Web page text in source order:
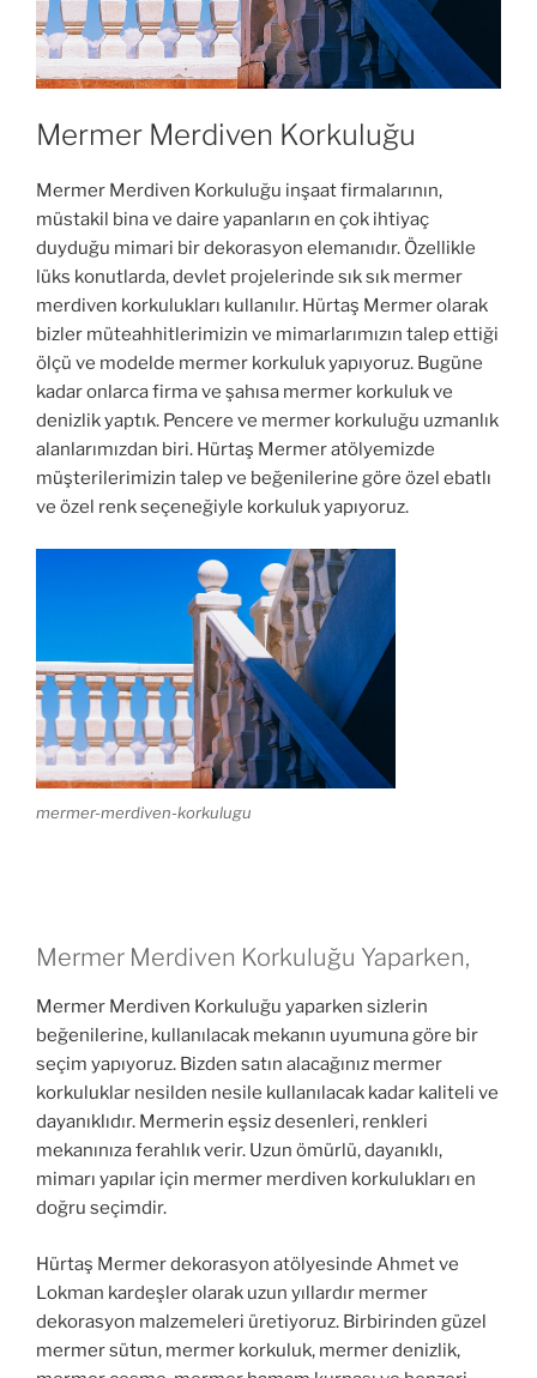
Mermer Merdiven Korkuluğu
Mermer Merdiven Korkuluğu inşaat firmalarının,
müstakil bina ve daire yapanların en çok ihtiyaç
duyduğu mimari bir dekorasyon elemanıdır. Özellikle
lüks konutlarda, devlet projelerinde sık sık mermer
merdiven korkulukları kullanılır. Hürtaş Mermer olarak
bizler müteahhitlerimizin ve mimarlarımızın talep ettiği
ölçü ve modelde mermer korkuluk yapıyoruz. Bugüne
kadar onlarca firma ve şahısa mermer korkuluk ve
denizlik yaptık. Pencere ve mermer korkuluğu uzmanlık
alanlarımızdan biri. Hürtaş Mermer atölyemizde
müşterilerimizin talep ve beğenilerine göre özel ebatlı
ve özel renk seçeneğiyle korkuluk yapıyoruz.
mermer-merdiven-korkulugu
Mermer Merdiven Korkuluğu Yaparken,
Mermer Merdiven Korkuluğu yaparken sizlerin
beğenilerine, kullanılacak mekanın uyumuna göre bir
seçim yapıyoruz. Bizden satın alacağınız mermer
korkuluklar nesilden nesile kullanılacak kadar kaliteli ve
dayanıklıdır. Mermerin eşsiz desenleri, renkleri
mekanınıza ferahlık verir. Uzun ömürlü, dayanıklı,
mimarı yapılar için mermer merdiven korkulukları en
doğru seçimdir.
Hürtaş Mermer dekorasyon atölyesinde Ahmet ve
Lokman kardeşler olarak uzun yıllardır mermer
dekorasyon malzemeleri üretiyoruz. Birbirinden güzel
mermer sütun, mermer korkuluk, mermer denizlik,